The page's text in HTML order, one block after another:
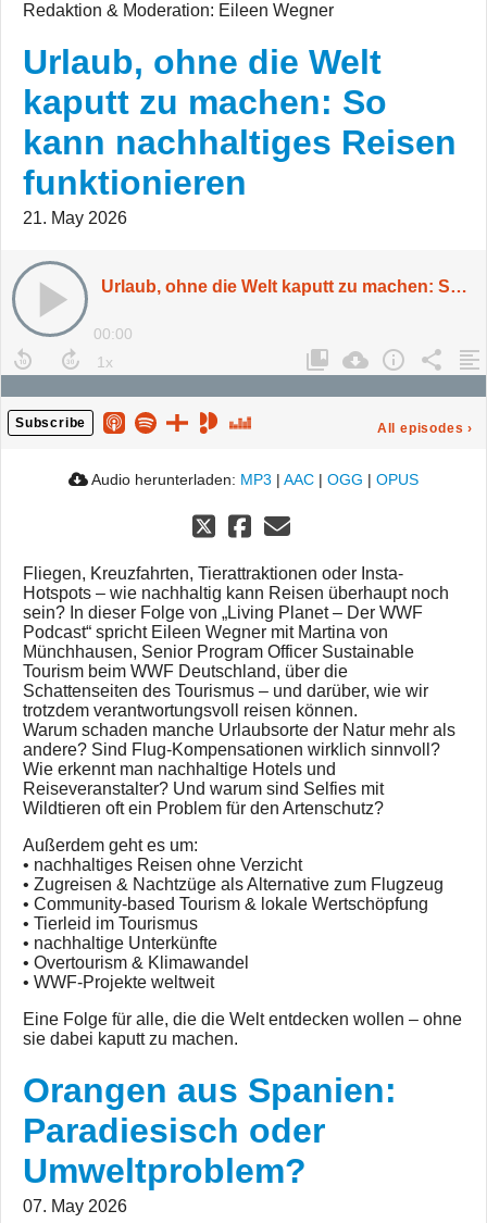
Redaktion & Moderation: Eileen Wegner
Urlaub, ohne die Welt
kaputt zu machen: So
kann nachhaltiges Reisen
funktionieren
21. May 2026
Urlaub, ohne die Welt kaputt zu machen: So kann nachhaltiges Reisen funktionieren
00:00
Subscribe All episodes ›
Audio herunterladen: MP3 | AAC | OGG | OPUS
Fliegen, Kreuzfahrten, Tierattraktionen oder Insta-
Hotspots – wie nachhaltig kann Reisen überhaupt noch
sein? In dieser Folge von „Living Planet – Der WWF
Podcast“ spricht Eileen Wegner mit Martina von
Münchhausen, Senior Program Officer Sustainable
Tourism beim WWF Deutschland, über die
Schattenseiten des Tourismus – und darüber, wie wir
trotzdem verantwortungsvoll reisen können.
Warum schaden manche Urlaubsorte der Natur mehr als
andere? Sind Flug-Kompensationen wirklich sinnvoll?
Wie erkennt man nachhaltige Hotels und
Reiseveranstalter? Und warum sind Selfies mit
Wildtieren oft ein Problem für den Artenschutz?
Außerdem geht es um:
• nachhaltiges Reisen ohne Verzicht
• Zugreisen & Nachtzüge als Alternative zum Flugzeug
• Community-based Tourism & lokale Wertschöpfung
• Tierleid im Tourismus
• nachhaltige Unterkünfte
• Overtourism & Klimawandel
• WWF-Projekte weltweit
Eine Folge für alle, die die Welt entdecken wollen – ohne
sie dabei kaputt zu machen.
Orangen aus Spanien:
Paradiesisch oder
Umweltproblem?
07. May 2026